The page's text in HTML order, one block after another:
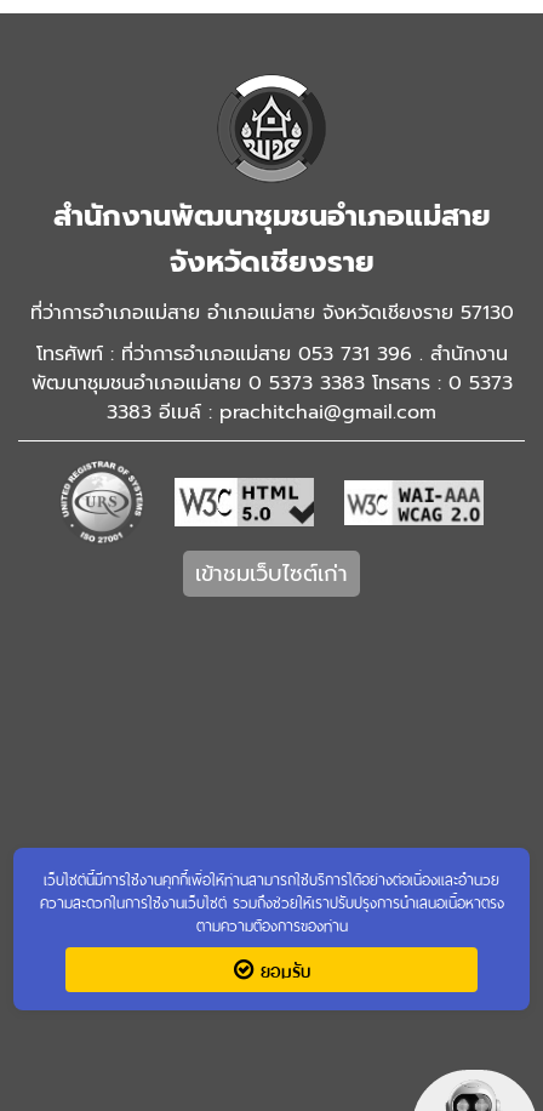
สำนักงานพัฒนาชุมชนอำเภอแม่สาย
จังหวัดเชียงราย
ที่ว่าการอำเภอแม่สาย อำเภอแม่สาย จังหวัดเชียงราย 57130
โทรศัพท์ : ที่ว่าการอำเภอแม่สาย 053 731 396 . สำนักงาน
พัฒนาชุมชนอำเภอแม่สาย 0 5373 3383 โทรสาร : 0 5373
3383 อีเมล์ : prachitchai@gmail.com
เข้าชมเว็บไซต์เก่า
เว็บไซต์นี้มีการใช้งานคุกกี้เพื่อให้ท่านสามารถใช้บริการได้อย่างต่อเนื่องและอำนวย
ความสะดวกในการใช้งานเว็บไซต์ รวมถึงช่วยให้เราปรับปรุงการนำเสนอเนื้อหาตรง
ตามความต้องการของท่าน
ยอมรับ